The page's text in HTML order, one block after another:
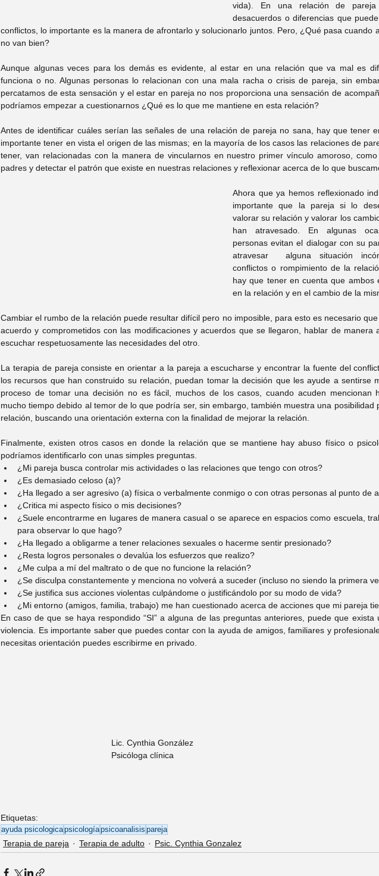
vida). En una relación de pareja
desacuerdos o diferencias que
conflictos, lo importante es la manera de afrontarlo y solucionarlo juntos. Pero, ¿Qué pasa cuando
no van bien?
Aunque algunas veces para los demás es evidente, al estar en una relación que va mal es
funciona o no. Algunas personas lo relacionan con una mala racha o crisis de pareja, sin
percatamos de esta sensación y el estar en pareja no nos proporciona una sensación de
podríamos empezar a cuestionarnos ¿Qué es lo que me mantiene en esta relación?
Antes de identificar cuáles serían las señales de una relación de pareja no sana, hay que tener
importante tener en vista el origen de las mismas; en la mayoría de los casos las relaciones de
tener, van relacionadas con la manera de vincularnos en nuestro primer vínculo amoroso,
padres y detectar el patrón que existe en nuestras relaciones y reflexionar acerca de lo que
Ahora que ya hemos reflexionado
importante que la pareja si lo
valorar su relación y valorar los
han atravesado. En algunas
personas evitan el dialogar con su
atravesar  alguna situación
conflictos o rompimiento de la
hay que tener en cuenta que ambos
en la relación y en el cambio de la
Cambiar el rumbo de la relación puede resultar difícil pero no imposible, para esto es necesario
acuerdo y comprometidos con las modificaciones y acuerdos que se llegaron, hablar de manera
escuchar respetuosamente las necesidades del otro.
La terapia de pareja consiste en orientar a la pareja a escucharse y encontrar la fuente del
los recursos que han construido su relación, puedan tomar la decisión que les ayude a sentirse
proceso de tomar una decisión no es fácil, muchos de los casos, cuando acuden mencionan
mucho tiempo debido al temor de lo que podría ser, sin embargo, también muestra una posibilidad
relación, buscando una orientación externa con la finalidad de mejorar la relación.
Finalmente, existen otros casos en donde la relación que se mantiene hay abuso físico o
podríamos identificarlo con unas simples preguntas.
¿Mi pareja busca controlar mis actividades o las relaciones que tengo con otros?
¿Es demasiado celoso (a)?
¿Ha llegado a ser agresivo (a) física o verbalmente conmigo o con otras personas al punto de
¿Critica mi aspecto físico o mis decisiones?
¿Suele encontrarme en lugares de manera casual o se aparece en espacios como escuela,
para observar lo que hago?
¿Ha llegado a obligarme a tener relaciones sexuales o hacerme sentir presionado?
¿Resta logros personales o devalúa los esfuerzos que realizo?
¿Me culpa a mí del maltrato o de que no funcione la relación?
¿Se disculpa constantemente y menciona no volverá a suceder (incluso no siendo la primera
¿Se justifica sus acciones violentas culpándome o justificándolo por su modo de vida?
¿Mi entorno (amigos, familia, trabajo) me han cuestionado acerca de acciones que mi pareja
En caso de que se haya respondido “SI” a alguna de las preguntas anteriores, puede que exista
violencia. Es importante saber que puedes contar con la ayuda de amigos, familiares y
necesitas orientación puedes escribirme en privado.
Lic. Cynthia González
Psicóloga clínica
Etiquetas:
ayuda psicologicapsicologíapsicoanalisis pareja
Terapia de pareja Terapia de adulto Psic. Cynthia Gonzalez